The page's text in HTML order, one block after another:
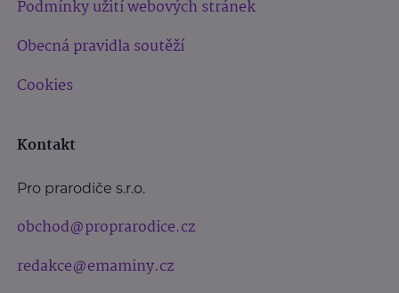
Podmínky užití webových stránek
Obecná pravidla soutěží
Cookies
Kontakt
Pro prarodiče s.r.o.
obchod@proprarodice.cz
redakce@emaminy.cz